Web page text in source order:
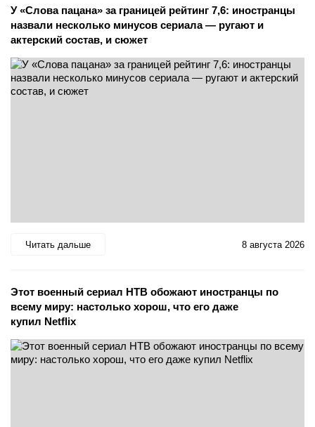
У «Слова пацана» за границей рейтинг 7,6: иностранцы
назвали несколько минусов сериала — ругают и
актерский состав, и сюжет
Читать дальше 8 августа 2026
Этот военный сериал НТВ обожают иностранцы по
всему миру: настолько хорош, что его даже
купил Netflix